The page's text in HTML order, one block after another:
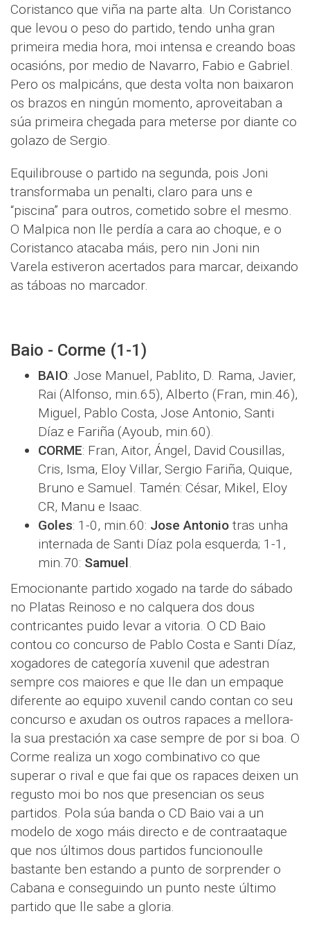
Coristanco que viña na parte alta. Un Coristanco
que levou o peso do partido, tendo unha gran
primeira media hora, moi intensa e creando boas
ocasións, por medio de Navarro, Fabio e Gabriel.
Pero os malpicáns, que desta volta non baixaron
os brazos en ningún momento, aproveitaban a
súa primeira chegada para meterse por diante co
golazo de Sergio.
Equilibrouse o partido na segunda, pois Joni
transformaba un penalti, claro para uns e
“piscina” para outros, cometido sobre el mesmo.
O Malpica non lle perdía a cara ao choque, e o
Coristanco atacaba máis, pero nin Joni nin
Varela estiveron acertados para marcar, deixando
as táboas no marcador.
Baio - Corme (1-1)
BAIO: Jose Manuel, Pablito, D. Rama, Javier,
Rai (Alfonso, min.65), Alberto (Fran, min.46),
Miguel, Pablo Costa, Jose Antonio, Santi
Díaz e Fariña (Ayoub, min.60).
CORME: Fran, Aitor, Ángel, David Cousillas,
Cris, Isma, Eloy Villar, Sergio Fariña, Quique,
Bruno e Samuel. Tamén: César, Mikel, Eloy
CR, Manu e Isaac.
Goles: 1-0, min.60: Jose Antonio tras unha
internada de Santi Díaz pola esquerda; 1-1,
min.70: Samuel.
Emocionante partido xogado na tarde do sábado
no Platas Reinoso e no calquera dos dous
contricantes puido levar a vitoria. O CD Baio
contou co concurso de Pablo Costa e Santi Díaz,
xogadores de categoría xuvenil que adestran
sempre cos maiores e que lle dan un empaque
diferente ao equipo xuvenil cando contan co seu
concurso e axudan os outros rapaces a mellora-
la sua prestación xa case sempre de por si boa. O
Corme realiza un xogo combinativo co que
superar o rival e que fai que os rapaces deixen un
regusto moi bo nos que presencian os seus
partidos. Pola súa banda o CD Baio vai a un
modelo de xogo máis directo e de contraataque
que nos últimos dous partidos funcionoulle
bastante ben estando a punto de sorprender o
Cabana e conseguindo un punto neste último
partido que lle sabe a gloria.